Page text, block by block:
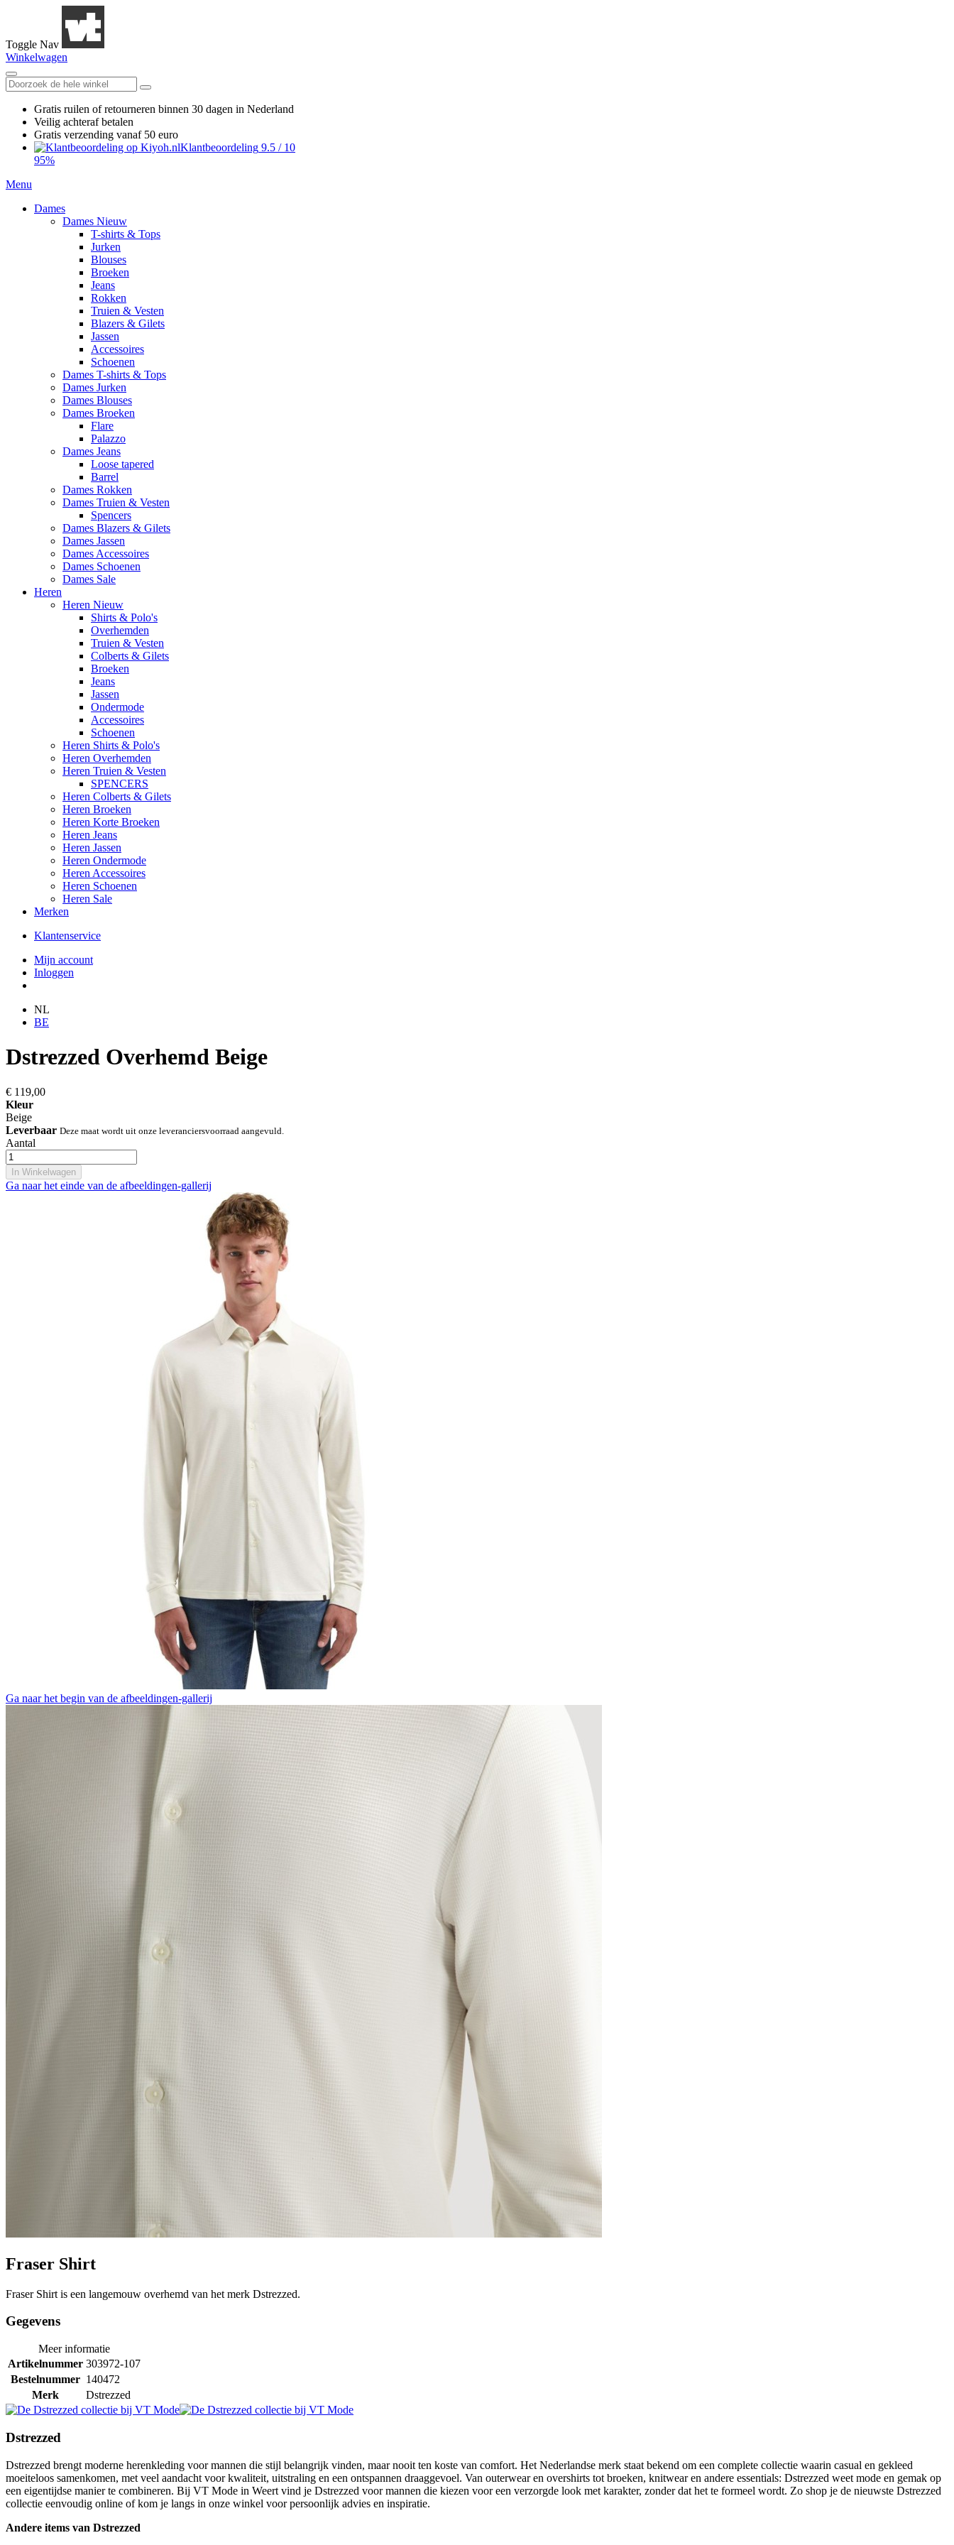
Toggle Nav
Winkelwagen
Gratis ruilen of retourneren binnen 30 dagen in Nederland
Veilig achteraf betalen
Gratis verzending vanaf 50 euro
Klantbeoordeling 9.5 / 10
95%
Menu
Dames
Dames Nieuw
T-shirts & Tops
Jurken
Blouses
Broeken
Jeans
Rokken
Truien & Vesten
Blazers & Gilets
Jassen
Accessoires
Schoenen
Dames T-shirts & Tops
Dames Jurken
Dames Blouses
Dames Broeken
Flare
Palazzo
Dames Jeans
Loose tapered
Barrel
Dames Rokken
Dames Truien & Vesten
Spencers
Dames Blazers & Gilets
Dames Jassen
Dames Accessoires
Dames Schoenen
Dames Sale
Heren
Heren Nieuw
Shirts & Polo's
Overhemden
Truien & Vesten
Colberts & Gilets
Broeken
Jeans
Jassen
Ondermode
Accessoires
Schoenen
Heren Shirts & Polo's
Heren Overhemden
Heren Truien & Vesten
SPENCERS
Heren Colberts & Gilets
Heren Broeken
Heren Korte Broeken
Heren Jeans
Heren Jassen
Heren Ondermode
Heren Accessoires
Heren Schoenen
Heren Sale
Merken
Klantenservice
Mijn account
Inloggen
NL
BE
Dstrezzed Overhemd Beige
€ 119,00
Kleur
Beige
Leverbaar Deze maat wordt uit onze leveranciersvoorraad aangevuld.
Aantal
In Winkelwagen
Ga naar het einde van de afbeeldingen-gallerij
Ga naar het begin van de afbeeldingen-gallerij
Fraser Shirt
Fraser Shirt is een langemouw overhemd van het merk Dstrezzed.
Gegevens
Meer informatie
Artikelnummer 303972-107
Bestelnummer 140472
Merk
Dstrezzed
Dstrezzed
Dstrezzed brengt moderne herenkleding voor mannen die stijl belangrijk vinden, maar nooit ten koste van comfort. Het Nederlandse merk staat bekend om een complete collectie waarin casual en gekleed
moeiteloos samenkomen, met veel aandacht voor kwaliteit, uitstraling en een ontspannen draaggevoel. Van outerwear en overshirts tot broeken, knitwear en andere essentials: Dstrezzed weet mode en gemak op
een eigentijdse manier te combineren. Bij VT Mode in Weert vind je Dstrezzed voor mannen die kiezen voor een verzorgde look met karakter, zonder dat het te formeel wordt. Zo shop je de nieuwste Dstrezzed
collectie eenvoudig online of kom je langs in onze winkel voor persoonlijk advies en inspiratie.
Andere items van Dstrezzed